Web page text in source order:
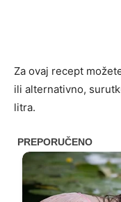
Za ovaj recept
ili alternativno,
litra.